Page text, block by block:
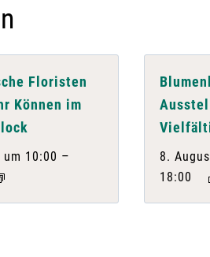
Floristen
Können im
10:00 – 8.
18:00